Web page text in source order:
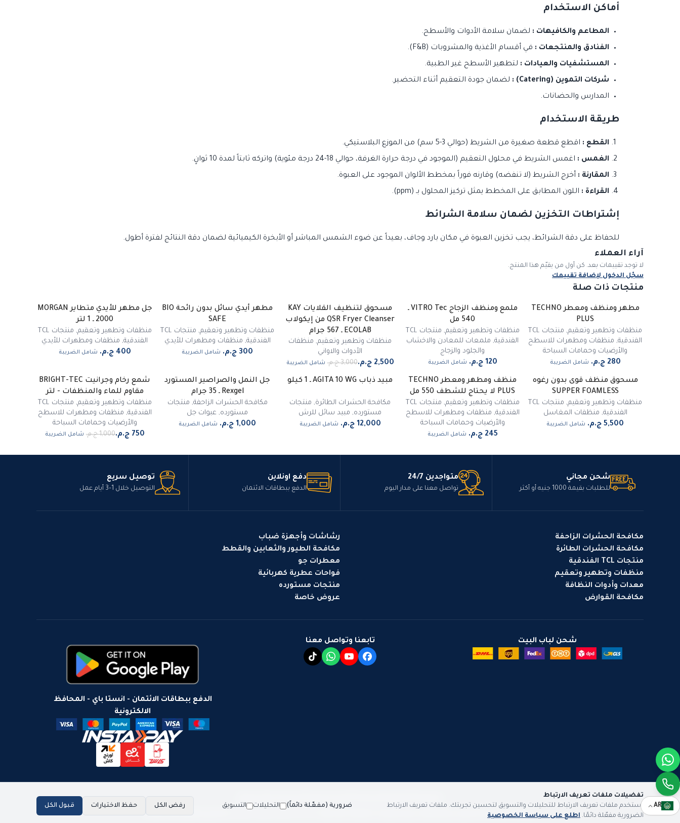
تفضيلات ملفات تعريف الارتباط
نستخدم ملفات تعريف الارتباط للتحليلات والتسويق لتحسين تجربتك. ملفات تعريف الارتباط
الضرورية مفعّلة دائمًا. اطلع على سياسة الخصوصية
ضرورية (مفعّلة دائماً) التحليلات التسويق رفض الكل حفظ الاختيارات قبول الكل
أماكن الاستخدام
المطاعم والكافيهات : لضمان سلامة الأدوات والأسطح.
الفنادق والمنتجعات : في أقسام الأغذية والمشروبات (F&B).
المستشفيات والعيادات : لتطهير الأسطح غير الطبية.
شركات التموين (Catering) :
لضمان جودة التعقيم أثناء التحضير.
المدارس والحضانات.
طريقة الاستخدام
القطع : اقطع قطعة صغيرة من الشريط (حوالي 3-5 سم) من الموزع البلاستيكي.
الغمس : اغمس الشريط في محلول التعقيم (الموجود في درجة حرارة الغرفة، حوالي 18-24 درجة مئوية) واتركه ثابتاً لمدة 10 ثوانٍ.
المقارنة : أخرج الشريط (لا تنفضه) وقارنه فوراً بمخطط الألوان الموجود على العبوة.
القراءة : اللون المطابق على المخطط يمثل تركيز المحلول بـ (ppm).
إشتراطات التخزين لضمان سلامة الشرائط
للحفاظ على دقة الشرائط، يجب تخزين العبوة في مكان بارد وجاف، بعيداً عن ضوء الشمس المباشر أو الأبخرة الكيميائية لضمان دقة النتائج لفترة أطول.
آراء العملاء
لا توجد تقييمات بعد. كن أول من يقيّم هذا المنتج.
سجّل الدخول لإضافة تقييمك
منتجات ذات صلة
مطهر ومنظف ومعطر TECHNO
PLUS
منظفات وتطهير وتعقيم,
منتجات TCL
الفندقية, منظفات ومطهرات للاسطح
والأرضيات وحمامات السباحة
شامل الضريبة
ملمع ومنظف الزجاج VITRO Tec ـ
540 مل
منظفات وتطهير وتعقيم,
منتجات TCL
الفندقية, ملمعات للمعادن والاخشاب
والجلود والزجاج
شامل الضريبة
مسحوق لتنظيف القلايات KAY
QSR Fryer Cleanser من إيكولاب
ECOLAB ـ 567 جرام
منظفات وتطهير وتعقيم, منظفات
الأدوات والاواني
‏3,000 ج.م.‏ شامل الضريبة
غير متوفر
مطهر أيدي سائل بدون رائحة BIO
SAFE
منظفات وتطهير وتعقيم,
منتجات TCL
الفندقية, منظفات ومطهرات للأيدي
شامل الضريبة
جل مطهر للأيدي متطاير MORGAN
2000 ـ 1 لتر
منظفات وتطهير وتعقيم,
منتجات TCL
الفندقية, منظفات ومطهرات للأيدي
شامل الضريبة
مسحوق منظف قوى بدون رغوه
SUPPER FOAMLESS
منظفات وتطهير وتعقيم,
منتجات TCL
الفندقية, منظفات المغاسل
شامل الضريبة
منظف ومطهر ومعطر TECHNO
PLUS لا يحتاج للشطف 550 مل
منظفات وتطهير وتعقيم,
منتجات TCL
الفندقية, منظفات ومطهرات للاسطح
والأرضيات وحمامات السباحة
شامل الضريبة
مبيد ذباب AGITA 10 WG ـ 1 كيلو
مكافحة الحشرات الطائرة, منتجات
مستورده, مبيد سائل للرش
شامل الضريبة
غير متوفر
جل النمل والصراصير المستورد
Rexgel ـ 35 جرام
مكافحة الحشرات الزاحفة, منتجات
مستورده, عبوات جل
شامل الضريبة
-
شمع رخام وجرانيت BRIGHT-TEC
مقاوم للماء والمنظفات - لتر
منظفات وتطهير وتعقيم,
منتجات TCL
الفندقية, منظفات ومطهرات للاسطح
والأرضيات وحمامات السباحة
‏1,000 ج.م.‏ شامل الضريبة
شحن مجاني
للطلبات بقيمة 1000 جنيه أو أكثر
متواجدين 24/7
تواصل معنا على مدار اليوم
دفع اونلاين
الدفع ببطاقات الائتمان
توصيل سريع
التوصيل خلال 1–3 أيام عمل
مكافحة الحشرات الزاحفة
مكافحة الحشرات الطائرة
منتجات TCL الفندقية
منظفات وتطهير وتعقيم
معدات وأدوات النظافة
مكافحة القوارض
رشاشات وأجهزة ضباب
مكافحة الطيور والثعابين والقطط
معطرات جو
فواحات عطرية كهربائية
منتجات مستورده
عروض خاصة
شحن لباب البيت تابعنا وتواصل معنا
الدفع ببطاقات الائتمان - انستا باي - المحافظ
الالكترونية
الروضة لمكافحة الحشرات والمنظفات ومستلزمات النظافة الفندقية تصميم وتطوير brightc0de
AR